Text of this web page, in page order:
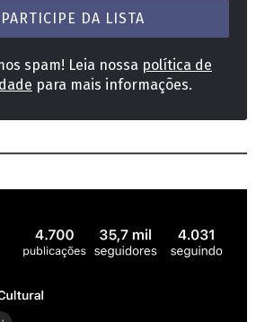
spam! Leia nossa política de
para mais informações.